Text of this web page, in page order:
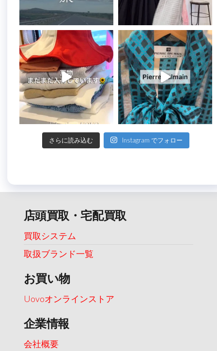
さらに読み込む Instagram でフォロー
店頭買取・宅配買取
買取システム
取扱ブランド一覧
お買い物
Uovoオンラインストア
企業情報
会社概要